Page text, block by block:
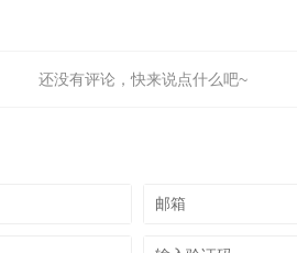
还没有评论，快来说点什么吧~